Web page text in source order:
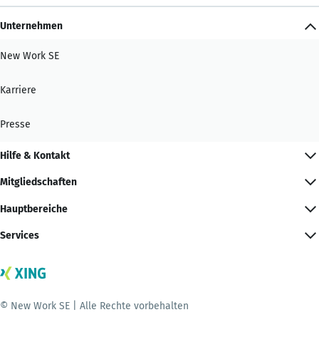
Unternehmen
New Work SE
Karriere
Presse
Hilfe & Kontakt
Mitgliedschaften
Hauptbereiche
Services
© New Work SE | Alle Rechte vorbehalten